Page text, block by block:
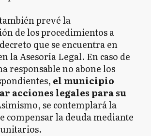
prevé la
de los procedimientos a
que se encuentra en
la Asesoría Legal. En caso de
responsable no abone los
el municipio
acciones legales para su
se contemplará la
compensar la deuda mediante